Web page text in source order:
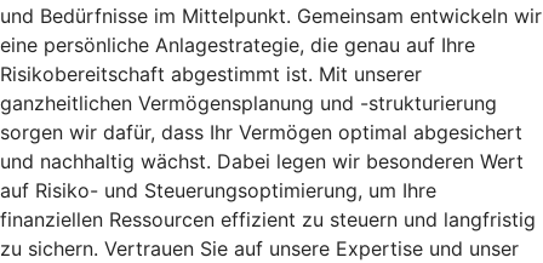
und Bedürfnisse im Mittelpunkt. Gemeinsam entwickeln wir
eine persönliche Anlagestrategie, die genau auf Ihre
Risikobereitschaft abgestimmt ist. Mit unserer
ganzheitlichen Vermögensplanung und -strukturierung
sorgen wir dafür, dass Ihr Vermögen optimal abgesichert
und nachhaltig wächst. Dabei legen wir besonderen Wert
auf Risiko- und Steuerungsoptimierung, um Ihre
finanziellen Ressourcen effizient zu steuern und langfristig
zu sichern. Vertrauen Sie auf unsere Expertise und unser